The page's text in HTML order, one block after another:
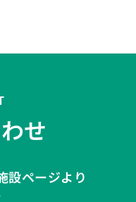
せ
設ページより